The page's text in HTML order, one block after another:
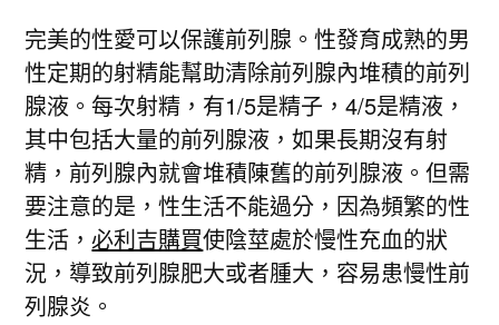
完美的性愛可以保護前列腺。性發育成熟的男
性定期的射精能幫助清除前列腺內堆積的前列
腺液。每次射精，有1/5是精子，4/5是精液，
其中包括大量的前列腺液，如果長期沒有射
精，前列腺內就會堆積陳舊的前列腺液。但需
要注意的是，性生活不能過分，因為頻繁的性
生活，必利吉購買使陰莖處於慢性充血的狀
況，導致前列腺肥大或者腫大，容易患慢性前
列腺炎。